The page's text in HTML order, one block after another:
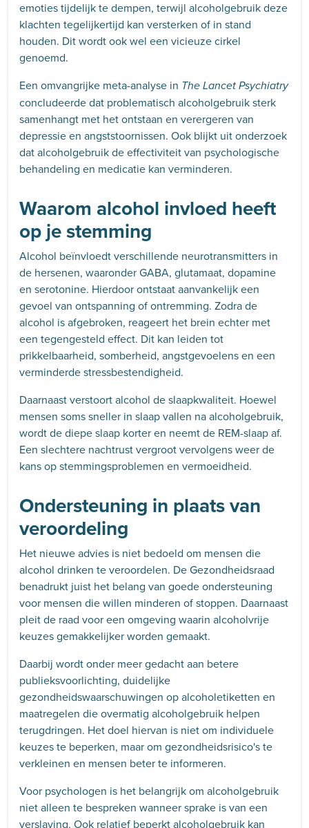
emoties tijdelijk te dempen, terwijl alcoholgebruik deze
klachten tegelijkertijd kan versterken of in stand
houden. Dit wordt ook wel een vicieuze cirkel
genoemd.
Een omvangrijke meta-analyse in The Lancet Psychiatry
concludeerde dat problematisch alcoholgebruik sterk
samenhangt met het ontstaan en verergeren van
depressie en angststoornissen. Ook blijkt uit onderzoek
dat alcoholgebruik de effectiviteit van psychologische
behandeling en medicatie kan verminderen.
Waarom alcohol invloed heeft
op je stemming
Alcohol beïnvloedt verschillende neurotransmitters in
de hersenen, waaronder GABA, glutamaat, dopamine
en serotonine. Hierdoor ontstaat aanvankelijk een
gevoel van ontspanning of ontremming. Zodra de
alcohol is afgebroken, reageert het brein echter met
een tegengesteld effect. Dit kan leiden tot
prikkelbaarheid, somberheid, angstgevoelens en een
verminderde stressbestendigheid.
Daarnaast verstoort alcohol de slaapkwaliteit. Hoewel
mensen soms sneller in slaap vallen na alcoholgebruik,
wordt de diepe slaap korter en neemt de REM-slaap af.
Een slechtere nachtrust vergroot vervolgens weer de
kans op stemmingsproblemen en vermoeidheid.
Ondersteuning in plaats van
veroordeling
Het nieuwe advies is niet bedoeld om mensen die
alcohol drinken te veroordelen. De Gezondheidsraad
benadrukt juist het belang van goede ondersteuning
voor mensen die willen minderen of stoppen. Daarnaast
pleit de raad voor een omgeving waarin alcoholvrije
keuzes gemakkelijker worden gemaakt.
Daarbij wordt onder meer gedacht aan betere
publieksvoorlichting, duidelijke
gezondheidswaarschuwingen op alcoholetiketten en
maatregelen die overmatig alcoholgebruik helpen
terugdringen. Het doel hiervan is niet om individuele
keuzes te beperken, maar om gezondheidsrisico's te
verkleinen en mensen beter te informeren.
Voor psychologen is het belangrijk om alcoholgebruik
niet alleen te bespreken wanneer sprake is van een
verslaving. Ook relatief beperkt alcoholgebruik kan